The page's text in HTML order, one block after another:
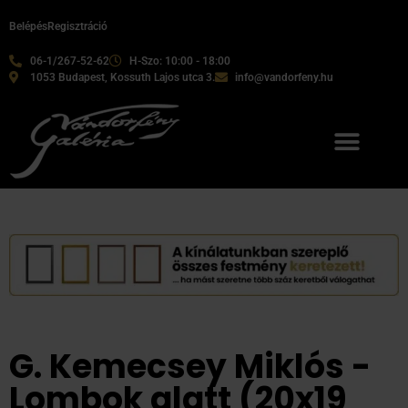
06-1/267-52-62
H-Szo: 10:00 - 18:00
1053 Budapest, Kossuth Lajos utca 3.
info@vandorfeny.hu
BelépésRegisztráció
G. Kemecsey Miklós -